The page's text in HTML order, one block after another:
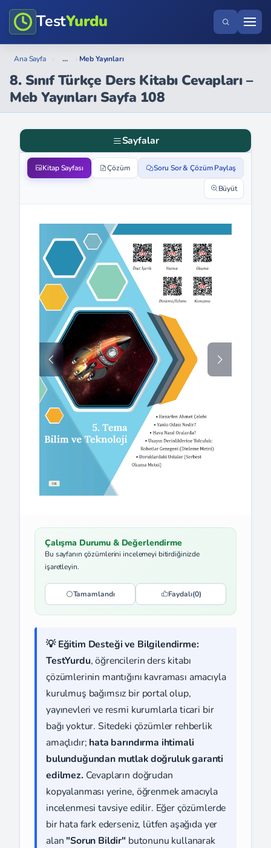
TestYurdu
Ana Sayfa › ... › Meb Yayınları
8. Sınıf Türkçe Ders Kitabı Cevapları –
Meb Yayınları Sayfa 108
Sayfalar
Kitap Sayfası Çözüm Soru Sor & Çözüm Paylaş
Büyüt
Çalışma Durumu & Değerlendirme
Bu sayfanın çözümlerini incelemeyi bitirdiğinizde
işaretleyin.
Tamamlandı Faydalı(0)
💡 Eğitim Desteği ve Bilgilendirme:
TestYurdu, öğrencilerin ders kitabı
çözümlerinin mantığını kavraması amacıyla
kurulmuş bağımsız bir portal olup,
yayınevleri ve resmi kurumlarla ticari bir
bağı yoktur. Sitedeki çözümler rehberlik
amaçlıdır; hata barındırma ihtimali
bulunduğundan mutlak doğruluk garanti
edilmez. Cevapların doğrudan
kopyalanması yerine, öğrenmek amacıyla
incelenmesi tavsiye edilir. Eğer çözümlerde
bir hata fark ederseniz, lütfen aşağıda yer
alan "Sorun Bildir" butonunu kullanarak